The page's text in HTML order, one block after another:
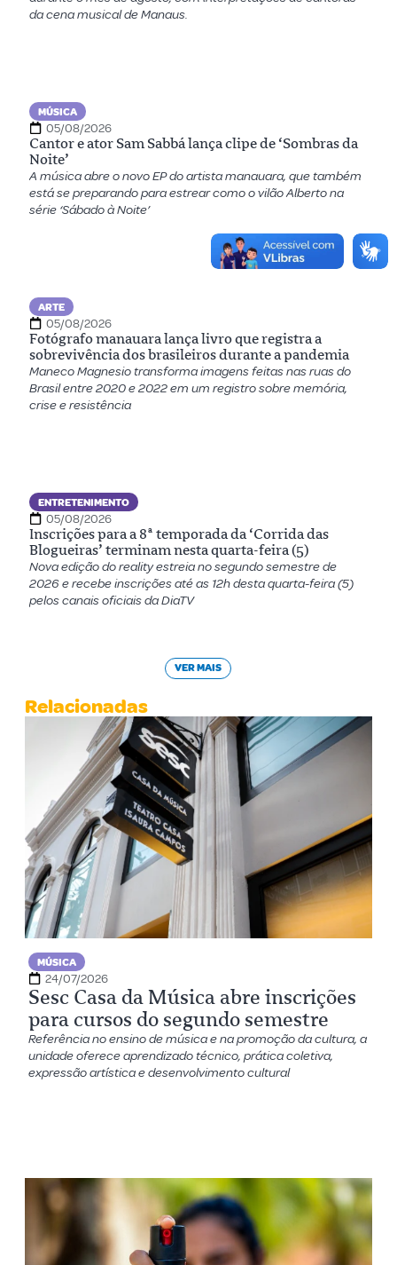
da cena musical de Manaus.
MÚSICA
05/08/2026
Cantor e ator Sam Sabbá lança clipe de ‘Sombras da
Noite’
A música abre o novo EP do artista manauara, que também
está se preparando para estrear como o vilão Alberto na
série ‘Sábado à Noite’
ARTE
05/08/2026
Fotógrafo manauara lança livro que registra a
sobrevivência dos brasileiros durante a pandemia
Maneco Magnesio transforma imagens feitas nas ruas do
Brasil entre 2020 e 2022 em um registro sobre memória,
crise e resistência
ENTRETENIMENTO
05/08/2026
Inscrições para a 8ª temporada da ‘Corrida das
Blogueiras’ terminam nesta quarta-feira (5)
Nova edição do reality estreia no segundo semestre de
2026 e recebe inscrições até as 12h desta quarta-feira (5)
pelos canais oficiais da DiaTV
VER MAIS
Relacionadas
MÚSICA
24/07/2026
Sesc Casa da Música abre inscrições
para cursos do segundo semestre
Referência no ensino de música e na promoção da cultura, a
unidade oferece aprendizado técnico, prática coletiva,
expressão artística e desenvolvimento cultural